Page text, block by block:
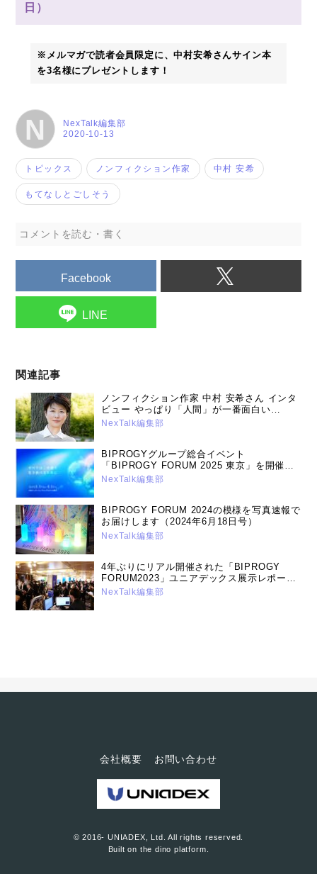
日）
※メルマガで読者会員限定に、中村安希さんサイン本
を3名様にプレゼントします！
N 2020-10-13
NexTalk編集部
トピックス ノンフィクション作家 中村 安希
もてなしとごしそう
コメントを読む・書く
Facebook
LINE
関連記事
ノンフィクション作家 中村 安希さん インタ
ビュー やっぱり「人間」が一番面白い
（2017年2月14日号）
NexTalk編集部
BIPROGYグループ総合イベント
「BIPROGY FORUM 2025 東京」を開催
～ユニアデックスの講演と展示について～
NexTalk編集部
BIPROGY FORUM 2024の模様を写真速報で
お届けします（2024年6月18日号）
NexTalk編集部
4年ぶりにリアル開催された「BIPROGY
FORUM2023」ユニアデックス展示レポート
（2023年7月19日号）
NexTalk編集部
会社概要 お問い合わせ
© 2016- UNIADEX, Ltd. All rights reserved.
Built on the dino platform